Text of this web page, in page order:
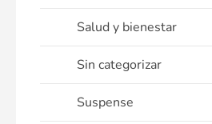
Salud y bienestar
Sin categorizar
Suspense